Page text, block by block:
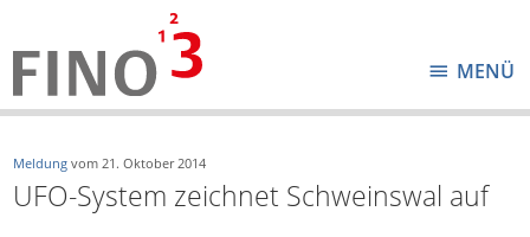
MENÜ
Meldungvom 21. Oktober 2014
UFO-System zeichnet Schweinswal auf